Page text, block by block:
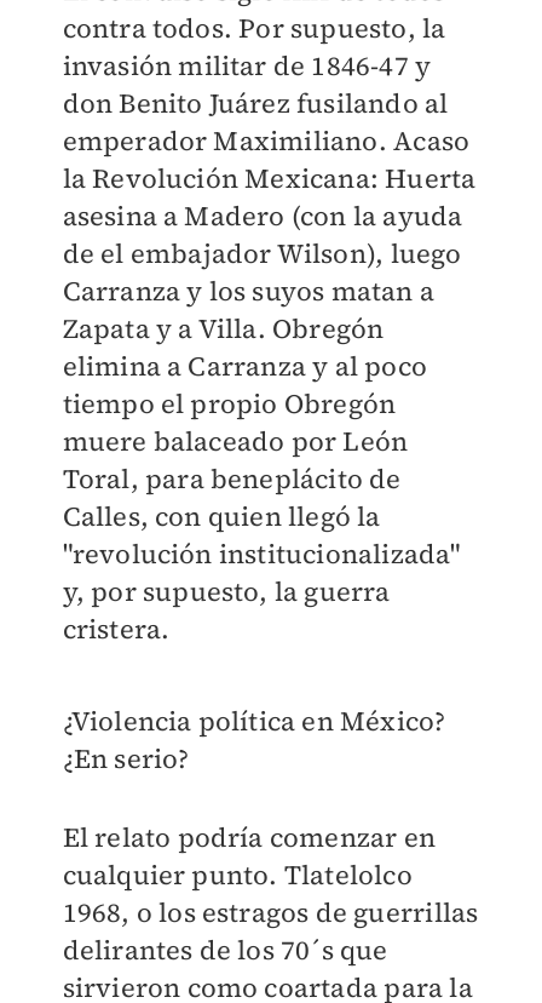
contra todos. Por supuesto, la
invasión militar de 1846-47 y
don Benito Juárez fusilando al
emperador Maximiliano. Acaso
la Revolución Mexicana: Huerta
asesina a Madero (con la ayuda
de el embajador Wilson), luego
Carranza y los suyos matan a
Zapata y a Villa. Obregón
elimina a Carranza y al poco
tiempo el propio Obregón
muere balaceado por León
Toral, para beneplácito de
Calles, con quien llegó la
"revolución institucionalizada"
y, por supuesto, la guerra
cristera.
¿Violencia política en México?
¿En serio?
El relato podría comenzar en
cualquier punto. Tlatelolco
1968, o los estragos de guerrillas
delirantes de los 70´s que
sirvieron como coartada para la